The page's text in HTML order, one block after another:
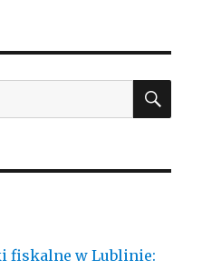
fiskalne w Lublinie: